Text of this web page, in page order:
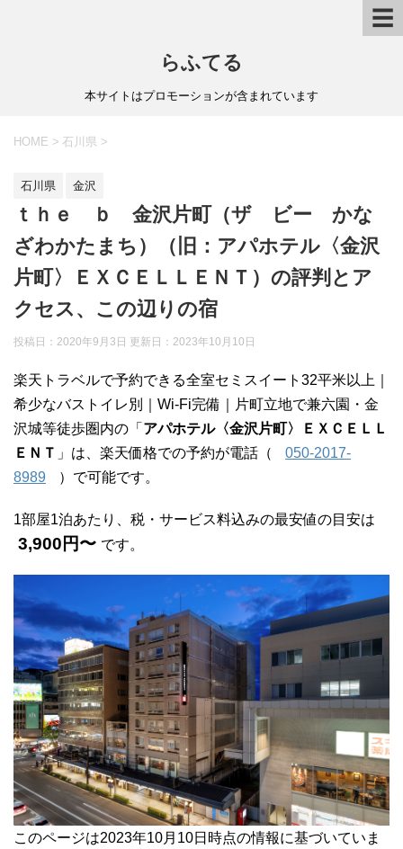
☰
らふてる
本サイトはプロモーションが含まれています
HOME > 石川県 >
石川県 金沢
ｔｈｅ ｂ 金沢片町（ザ ビー かな
ざわかたまち）（旧：アパホテル〈金沢
片町〉ＥＸＣＥＬＬＥＮＴ）の評判とア
クセス、この辺りの宿
投稿日：2020年9月3日 更新日： 2023年10月10日
楽天トラベルで予約できる全室セミスイート32平米以上｜
希少なバストイレ別｜Wi-Fi完備｜片町立地で兼六園・金
沢城等徒歩圏内の「 アパホテル〈金沢片町〉ＥＸＣＥＬＬ
ＥＮＴ 」は、楽天価格での予約が電話（
050-2017-
8989
）で可能です。
1部屋1泊あたり、税・サービス料込みの最安値の目安は
3,900円〜 です。
このページは2023年10月10日時点の情報に基づいていま